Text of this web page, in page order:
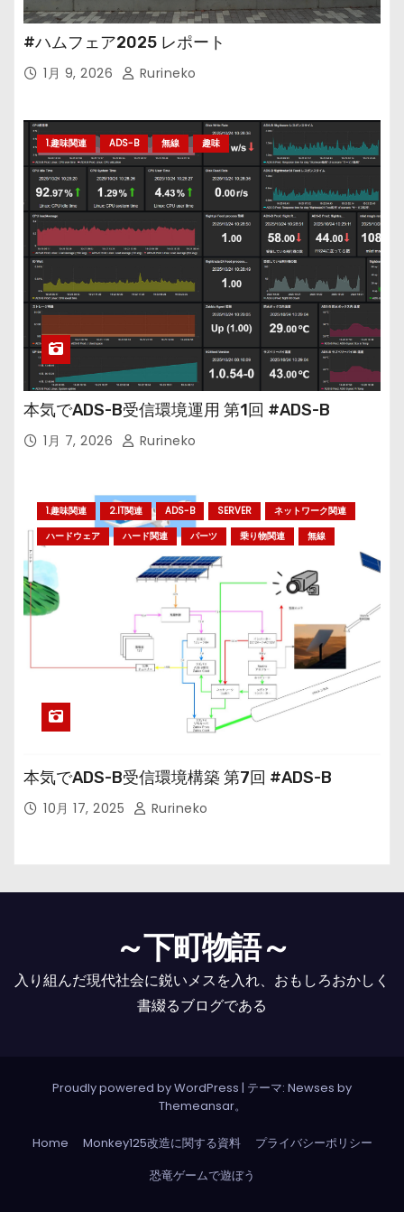
#ハムフェア2025 レポート
1月 9, 2026 Rurineko
1.趣味関連 ADS-B 無線 趣味
本気でADS-B受信環境運用 第1回 #ADS-B
1月 7, 2026 Rurineko
1.趣味関連 2.IT関連 ADS-B SERVER
ネットワーク関連
ハードウェア
ハード関連 パーツ 乗り物関連 無線
本気でADS-B受信環境構築 第7回 #ADS-B
10月 17, 2025 Rurineko
～下町物語～
入り組んだ現代社会に鋭いメスを入れ、おもしろおかしく
書綴るブログである
Proudly powered by WordPress | テーマ: Newses by
Themeansar。
Home Monkey125改造に関する資料
プライバシーポリシー
恐竜ゲームで遊ぼう